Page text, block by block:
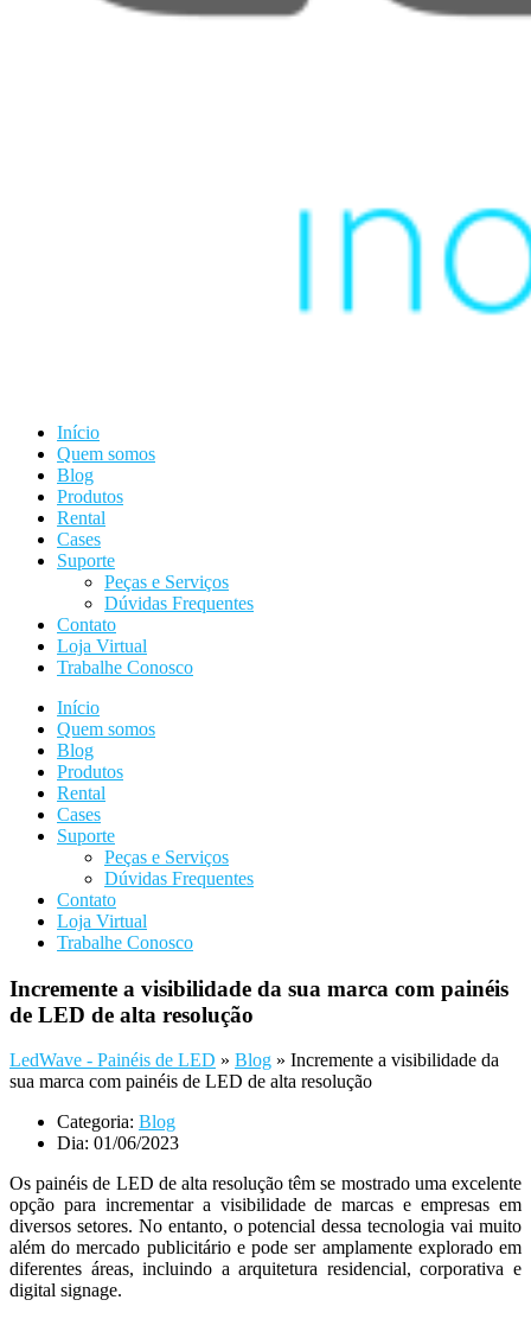
Início
Quem somos
Blog
Produtos
Rental
Cases
Suporte
Peças e Serviços
Dúvidas Frequentes
Contato
Loja Virtual
Trabalhe Conosco
Início
Quem somos
Blog
Produtos
Rental
Cases
Suporte
Peças e Serviços
Dúvidas Frequentes
Contato
Loja Virtual
Trabalhe Conosco
Incremente a visibilidade da sua marca com painéis
de LED de alta resolução
LedWave - Painéis de LED » Blog » Incremente a visibilidade da
sua marca com painéis de LED de alta resolução
Categoria: Blog
Dia: 01/06/2023
Os painéis de LED de alta resolução têm se mostrado uma excelente
opção para incrementar a visibilidade de marcas e empresas em
diversos setores. No entanto, o potencial dessa tecnologia vai muito
além do mercado publicitário e pode ser amplamente explorado em
diferentes áreas, incluindo a arquitetura residencial, corporativa e
digital signage.